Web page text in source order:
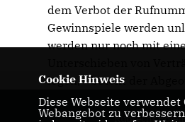
dem Verbot der
Gewinnspiele werden
werden nur noch mit
legen, “ betont der
Ruprecht
Cookie Hinweis
Diese Webseite
Webangebot zu